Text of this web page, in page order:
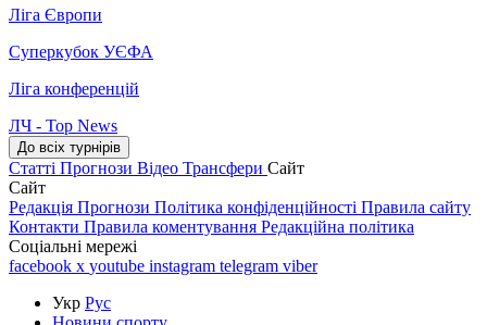
Ліга Європи
Суперкубок УЄФА
Ліга конференцій
ЛЧ - Top News
До всіх турнірів
Статті Прогнози Відео Трансфери Сайт
Сайт
Редакція Прогнози Політика конфіденційності Правила сайту
Контакти Правила коментування Редакційна політика
Соціальні мережі
facebook x youtube instagram telegram viber
Укр Рус